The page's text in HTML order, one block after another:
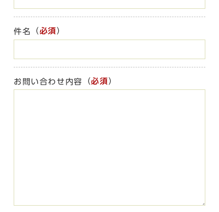
件名 （必須）
お問い合わせ内容 （必須）